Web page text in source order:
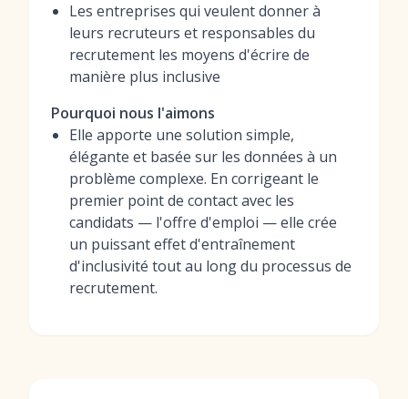
Les entreprises qui veulent donner à
leurs recruteurs et responsables du
recrutement les moyens d'écrire de
manière plus inclusive
Pourquoi nous l'aimons
Elle apporte une solution simple,
élégante et basée sur les données à un
problème complexe. En corrigeant le
premier point de contact avec les
candidats — l'offre d'emploi — elle crée
un puissant effet d'entraînement
d'inclusivité tout au long du processus de
recrutement.